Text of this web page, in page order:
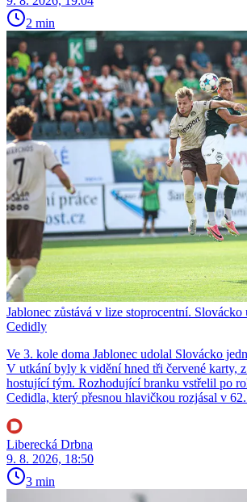
2 min
Jablonec zůstává v lize stoprocentní.
Cedidly
Ve 3. kole doma Jablonec udolal Slovácko
V utkání byly k vidění hned tři červené karty,
hostující tým. Rozhodující branku vstřelil po
Cedidla, který přesnou hlavičkou rozjásal v
Liberecká Drbna
9. 8. 2026, 18:50
3 min